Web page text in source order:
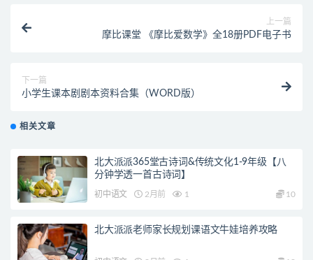
上一篇
摩比课堂 《摩比爱数学》全18册PDF电子书
下一篇
小学生课本剧剧本资料合集（WORD版）
相关文章
北大派派365堂古诗词&传统文化1-9年级【八
分钟学透一首古诗词】
初中语文 2月前 1 10
北大派派老师家长规划课语文牛娃培养攻略